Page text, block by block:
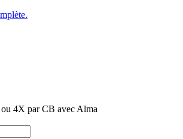
4X par CB avec Alma